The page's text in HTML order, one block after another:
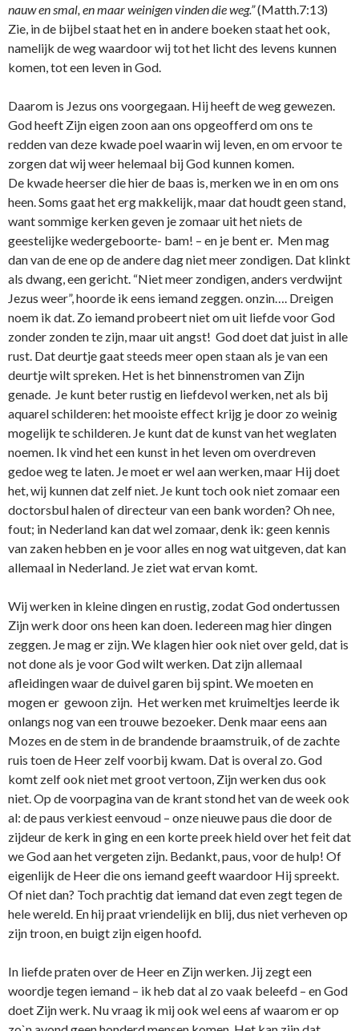
nauw en smal, en maar weinigen vinden die weg.”(Matth.7:13)
Zie, in de bijbel staat het en in andere boeken staat het ook,
namelijk de weg waardoor wij tot het licht des levens kunnen
komen, tot een leven in God.
Daarom is Jezus o­ns voorgegaan. Hij heeft de weg gewezen.
God heeft Zijn eigen zoon aan o­ns opgeofferd om o­ns te
redden van deze kwade poel waarin wij leven, en om ervoor te
zorgen dat wij weer helemaal bij God kunnen komen.
De kwade heerser die hier de baas is, merken we in en om o­ns
heen. Soms gaat het erg makkelijk, maar dat houdt geen stand,
want sommige kerken geven je zomaar uit het niets de
geestelijke wedergeboorte- bam! – en je bent er. Men mag
dan van de ene op de andere dag niet meer zondigen. Dat klinkt
als dwang, een gericht. “Niet meer zondigen, anders verdwijnt
Jezus weer”, hoorde ik eens iemand zeggen. o­nzin…. Dreigen
noem ik dat. Zo iemand probeert niet om uit liefde voor God
zonder zonden te zijn, maar uit angst! God doet dat juist in alle
rust. Dat deurtje gaat steeds meer open staan als je van een
deurtje wilt spreken. Het is het binnenstromen van Zijn
genade. Je kunt beter rustig en liefdevol werken, net als bij
aquarel schilderen: het mooiste effect krijg je door zo weinig
mogelijk te schilderen. Je kunt dat de kunst van het weglaten
noemen. Ik vind het een kunst in het leven om overdreven
gedoe weg te laten. Je moet er wel aan werken, maar Hij doet
het, wij kunnen dat zelf niet. Je kunt toch ook niet zomaar een
doctorsbul halen of directeur van een bank worden? Oh nee,
fout; in Nederland kan dat wel zomaar, denk ik: geen kennis
van zaken hebben en je voor alles en nog wat uitgeven, dat kan
allemaal in Nederland. Je ziet wat ervan komt.
Wij werken in kleine dingen en rustig, zodat God o­ndertussen
Zijn werk door o­ns heen kan doen. Iedereen mag hier dingen
zeggen. Je mag er zijn. We klagen hier ook niet over geld, dat is
not done als je voor God wilt werken. Dat zijn allemaal
afleidingen waar de duivel garen bij spint. We moeten en
mogen er gewoon zijn. Het werken met kruimeltjes leerde ik
o­nlangs nog van een trouwe bezoeker. Denk maar eens aan
Mozes en de stem in de brandende braamstruik, of de zachte
ruis toen de Heer zelf voorbij kwam. Dat is overal zo. God
komt zelf ook niet met groot vertoon, Zijn werken dus ook
niet. Op de voorpagina van de krant stond het van de week ook
al: de paus verkiest eenvoud – o­nze nieuwe paus die door de
zijdeur de kerk in ging en een korte preek hield over het feit dat
we God aan het vergeten zijn. Bedankt, paus, voor de hulp! Of
eigenlijk de Heer die o­ns iemand geeft waardoor Hij spreekt.
Of niet dan? Toch prachtig dat iemand dat even zegt tegen de
hele wereld. En hij praat vriendelijk en blij, dus niet verheven op
zijn troon, en buigt zijn eigen hoofd.
In liefde praten over de Heer en Zijn werken. Jij zegt een
woordje tegen iemand – ik heb dat al zo vaak beleefd – en God
doet Zijn werk. Nu vraag ik mij ook wel eens af waarom er op